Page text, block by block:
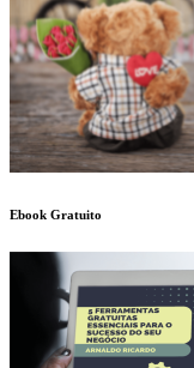
Ebook Gratuito